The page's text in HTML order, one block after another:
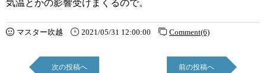
気温とかの影響受けまくるので。
マスター吹越 2021/05/31 12:00:00 Comment(6)
次の投稿へ 前の投稿へ